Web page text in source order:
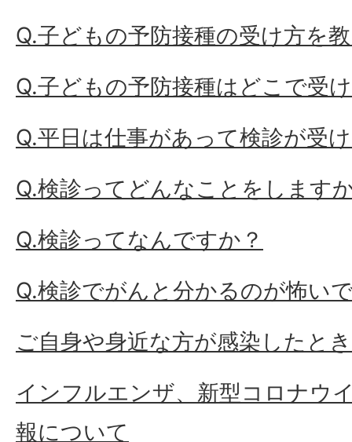
Q.子どもの予防接種の受け方を
Q.子どもの予防接種はどこで受
Q.平日は仕事があって検診が受
Q.検診ってどんなことをします
Q.検診ってなんですか？
Q.検診でがんと分かるのが怖い
ご自身や身近な方が感染したと
インフルエンザ、新型コロナウ
報について